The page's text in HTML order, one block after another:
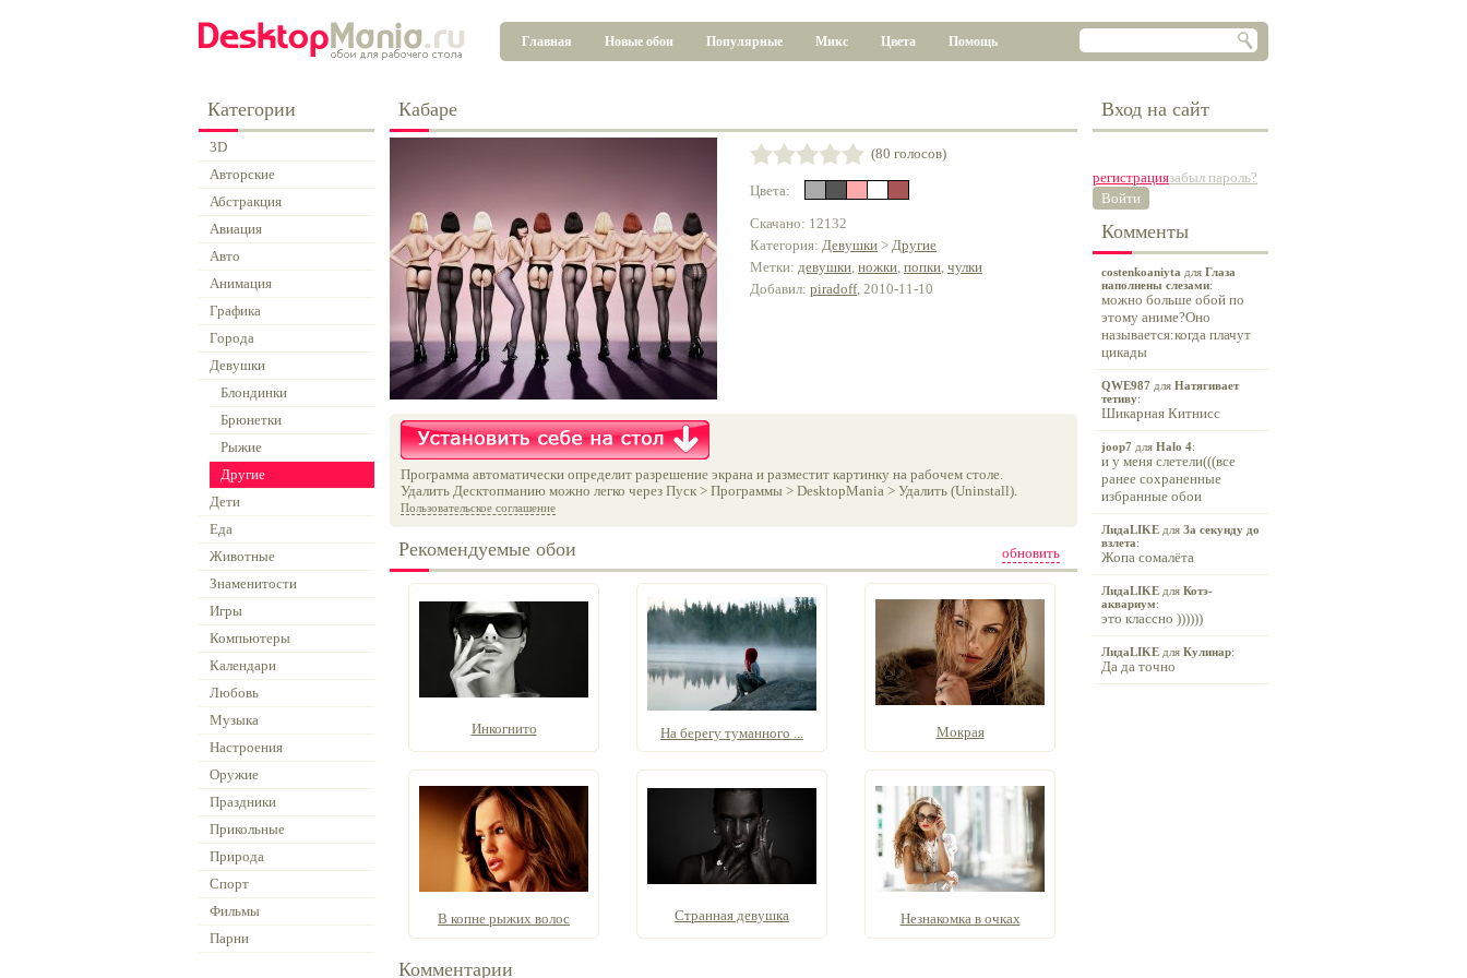
Главная Новые обои Популярные Микс Цвета Помощь
Категории
3D
Авторские
Абстракция
Авиация
Авто
Анимация
Графика
Города
Девушки
Блондинки
Брюнетки
Рыжие
Другие
Дети
Еда
Животные
Знаменитости
Игры
Компьютеры
Календари
Любовь
Музыка
Настроения
Оружие
Праздники
Прикольные
Природа
Спорт
Фильмы
Парни
Кабаре
(80 голосов)
Цвета:
Скачано: 12132
Категория: Девушки > Другие
Метки: девушки, ножки, попки, чулки
Добавил: piradoff, 2010-11-10
Программа автоматически определит разрешение экрана и разместит картинку на рабочем столе.
Удалить Десктопманию можно легко через Пуск > Программы > DesktopMania > Удалить (Uninstall).
Пользовательское соглашение
обновить
Рекомендуемые обои
Инкогнито На берегу туманного ... Мокрая
В копне рыжих волос Странная девушка Незнакомка в очках
Комментарии
Вход на сайт
регистрациязабыл пароль?
Войти
Комменты
costenkoaniyta для Глаза
наполнены слезами:
можно больше обой по
этому аниме?Оно
называется:когда плачут
цикады
QWE987 для Натягивает
тетиву:
Шикарная Китнисс
joop7 для Halo 4:
и у меня слетели(((все
ранее сохраненные
избранные обои
ЛидаLIKE для За секунду до
взлета:
Жопа сомалёта
ЛидаLIKE для Котэ-
аквариум:
это классно ))))))
ЛидаLIKE для Кулинар:
Да да точно